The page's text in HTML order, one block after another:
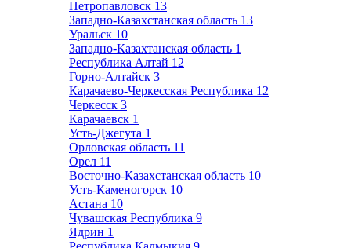
Петропавловск 13
Западно-Казахстанская область 13
Уральск 10
Западно-Казахтанская область 1
Республика Алтай 12
Горно-Алтайск 3
Карачаево-Черкесская Республика 12
Черкесск 3
Карачаевск 1
Усть-Джегута 1
Орловская область 11
Орел 11
Восточно-Казахстанская область 10
Усть-Каменогорск 10
Астана 10
Чувашская Республика 9
Ядрин 1